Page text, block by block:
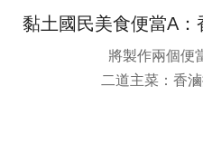
將製作兩個便
二道主菜：香